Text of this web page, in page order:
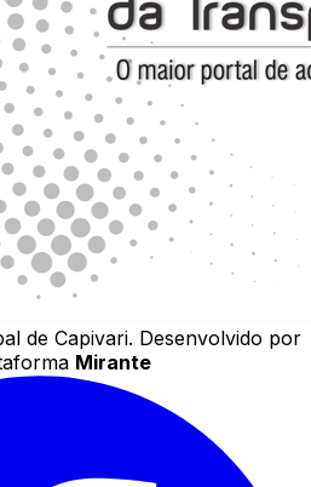
de Capivari. Desenvolvido por
Mirante